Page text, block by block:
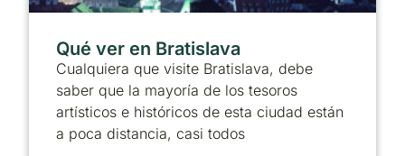
Qué ver en Bratislava
Cualquiera que visite Bratislava, debe
saber que la mayoría de los tesoros
artísticos e históricos de esta ciudad están
a poca distancia, casi todos